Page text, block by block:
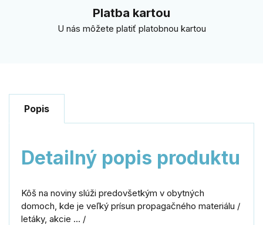
Platba kartou
U nás môžete platiť platobnou kartou
Popis
Detailný popis produktu
Kôš na noviny slúži predovšetkým v obytných
domoch, kde je veľký prísun propagačného materiálu /
letáky, akcie ... /